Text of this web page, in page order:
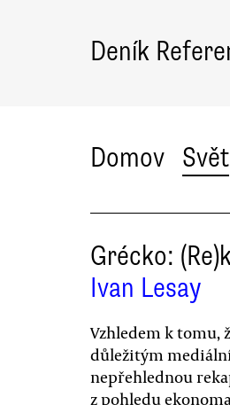
Deník
Domov Svět
Grécko:
Ivan Lesay
Vzhledem k tomu,
důležitým
nepřehlednou
z pohledu